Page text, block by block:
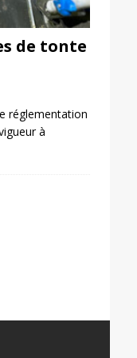
de tonte
réglementation
à